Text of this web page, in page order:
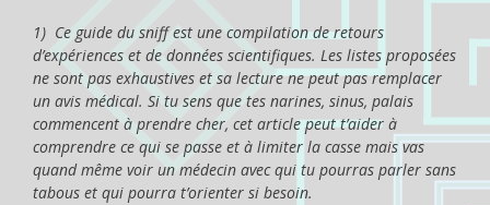
1) Ce guide du sniff est une compilation de retours
d’expériences et de données scientifiques. Les listes proposées
ne sont pas exhaustives et sa lecture ne peut pas remplacer
un avis médical. Si tu sens que tes narines, sinus, palais
commencent à prendre cher, cet article peut t’aider à
comprendre ce qui se passe et à limiter la casse mais vas
quand même voir un médecin avec qui tu pourras parler sans
tabous et qui pourra t’orienter si besoin.